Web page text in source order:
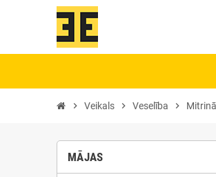
chevron_right Veikals chevron_right Veselība chevron_right
MĀJAS